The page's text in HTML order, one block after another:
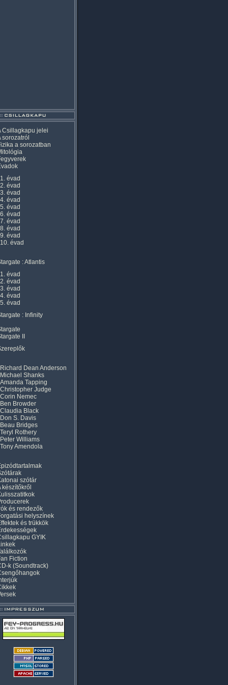
Csillagkapu jelei
sorozatról
a sorozatban
1. évad
2. évad
3. évad
4. évad
5. évad
6. évad
7. évad
8. évad
9. évad
10. évad
: Atlantis
1. évad
2. évad
3. évad
4. évad
5. évad
: Infinity
II
Richard Dean Anderson
Michael Shanks
Amanda Tapping
Christopher Judge
Corin Nemec
Ben Browder
Claudia Black
Don S. Davis
Beau Bridges
Teryl Rothery
Peter Williams
Tony Amendola
szótár
készítőkről
és rendezők
helyszínek
és trükkök
GYIK
Fiction
k (Soundtrack)